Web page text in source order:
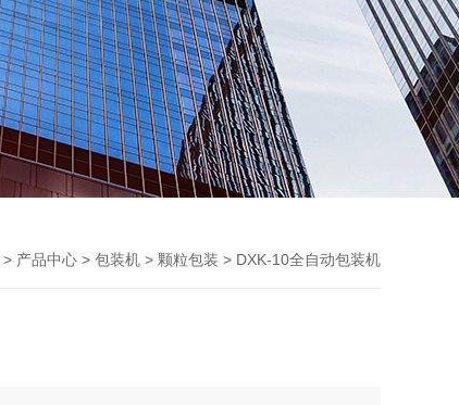
> 产品中心 > 包装机 > 颗粒包装 > DXK-10全自动包装机